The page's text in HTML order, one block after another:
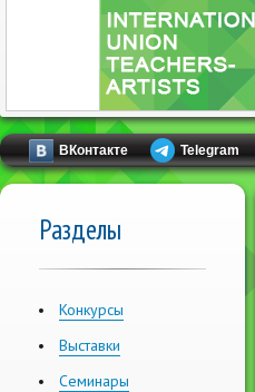
ВКонтакте Telegram
Разделы
Конкурсы
Выставки
Семинары